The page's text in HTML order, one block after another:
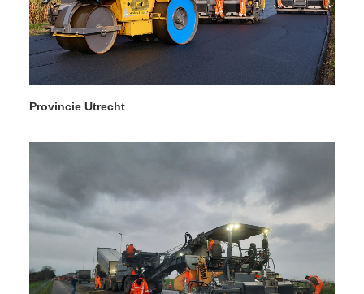
Provincie Utrecht